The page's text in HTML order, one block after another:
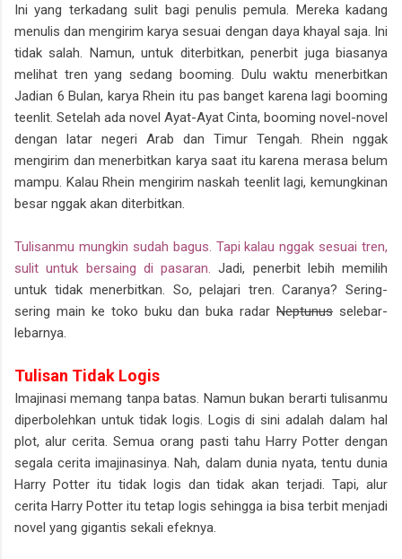
Ini yang terkadang sulit bagi penulis pemula. Mereka kadang
menulis dan mengirim karya sesuai dengan daya khayal saja. Ini
tidak salah. Namun, untuk diterbitkan, penerbit juga biasanya
melihat tren yang sedang booming. Dulu waktu menerbitkan
Jadian 6 Bulan, karya Rhein itu pas banget karena lagi booming
teenlit. Setelah ada novel Ayat-Ayat Cinta, booming novel-novel
dengan latar negeri Arab dan Timur Tengah. Rhein nggak
mengirim dan menerbitkan karya saat itu karena merasa belum
mampu. Kalau Rhein mengirim naskah teenlit lagi, kemungkinan
besar nggak akan diterbitkan.
Tulisanmu mungkin sudah bagus. Tapi kalau nggak sesuai tren,
sulit untuk bersaing di pasaran.
Jadi, penerbit lebih memilih
untuk tidak menerbitkan. So, pelajari tren. Caranya? Sering-
sering main ke toko buku dan buka radarNeptunus selebar-
lebarnya.
Tulisan Tidak Logis
Imajinasi memang tanpa batas. Namun bukan berarti tulisanmu
diperbolehkan untuk tidak logis. Logis di sini adalah dalam hal
plot, alur cerita. Semua orang pasti tahu Harry Potter dengan
segala cerita imajinasinya. Nah, dalam dunia nyata, tentu dunia
Harry Potter itu tidak logis dan tidak akan terjadi. Tapi, alur
cerita Harry Potter itu tetap logis sehingga ia bisa terbit menjadi
novel yang gigantis sekali efeknya.